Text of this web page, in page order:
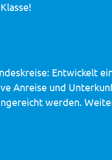
Entwickelt
Anreise und
werden.